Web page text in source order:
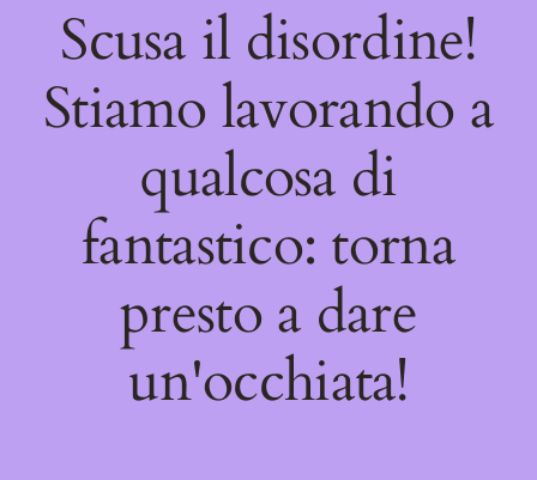
Scusa il disordine!
Stiamo lavorando a
qualcosa di
fantastico: torna
presto a dare
un'occhiata!